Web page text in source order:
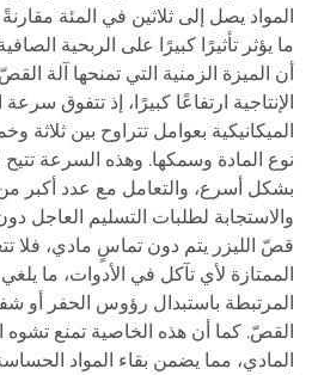
المواد يصل إلى ثلاثين في المئة
ما يؤثر تأثيرًا كبيرًا على الربحية
أن الميزة الزمنية التي تمنحها آلة
الإنتاجية ارتفاعًا كبيرًا، إذ تتفوق
الميكانيكية بعوامل تتراوح بين
نوع المادة وسمكها. وهذه السرعة تتيح
بشكل أسرع، والتعامل مع عدد أكبر
والاستجابة لطلبات التسليم العاجل
قصّ الليزر يتم دون تماسٍ مادي، فلا
الممتازة لأي تآكل في الأدوات، ما
المرتبطة باستبدال رؤوس الحفر أو
القصّ. كما أن هذه الخاصية تمنع تشوه
المادي، مما يضمن بقاء المواد